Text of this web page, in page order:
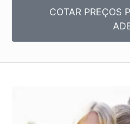
COTAR PREÇOS